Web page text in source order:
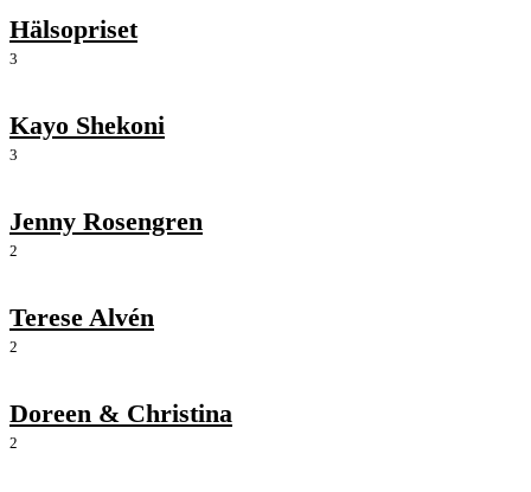
Hälsopriset
3
Kayo Shekoni
3
Jenny Rosengren
2
Terese Alvén
2
Doreen & Christina
2